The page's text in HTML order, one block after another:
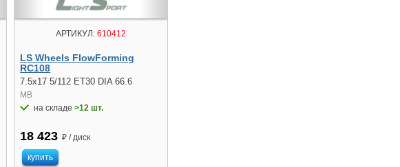
АРТИКУЛ: 610412
LS Wheels FlowForming
RC108
7.5x17 5/112 ET30 DIA 66.6
MB
на складе>12 шт.
18 423 ₽ / диск
купить